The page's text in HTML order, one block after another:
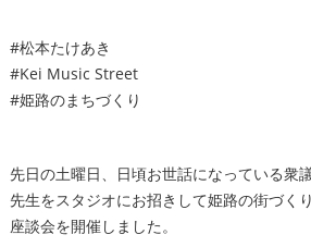
#松本たけあき
#Kei Music Street
#姫路のまちづくり
先日の土曜日、日頃お世話になっている衆
先生をスタジオにお招きして姫路の街づく
座談会を開催しました。